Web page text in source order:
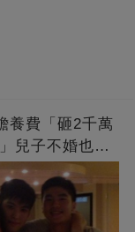
養費「砸2千萬
兒子不婚也支